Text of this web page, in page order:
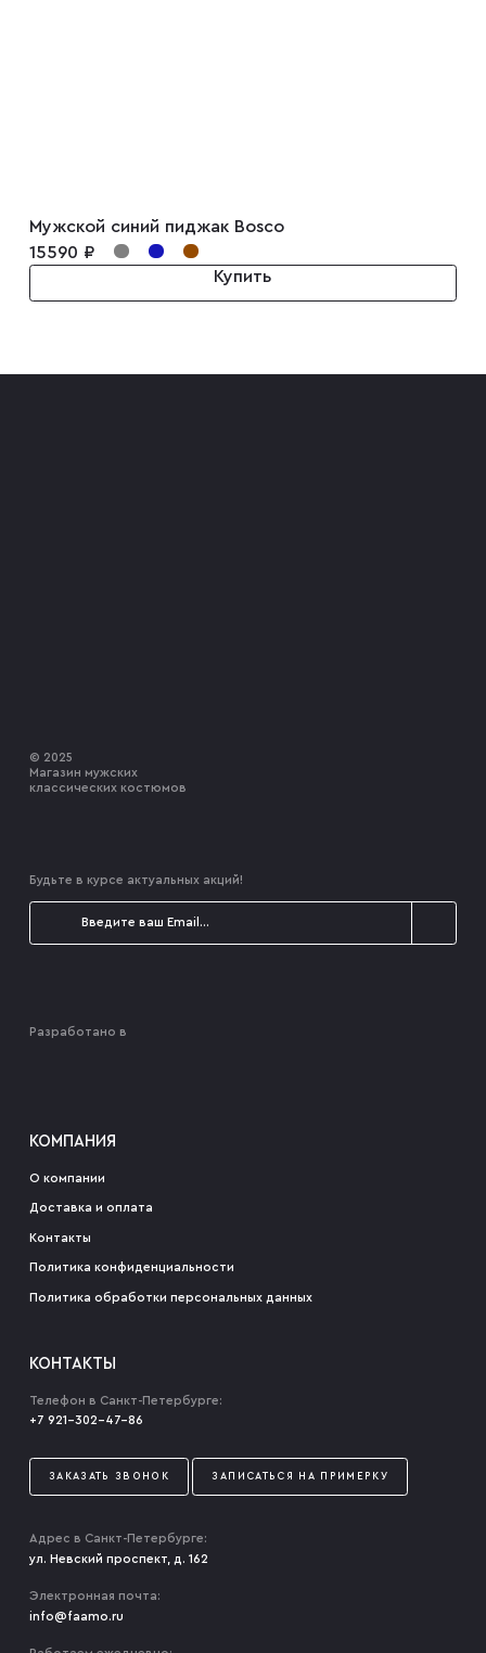
Мужской синий пиджак Bosco
15590 ₽
Купить
© 2025
Магазин мужских
классических костюмов
Будьте в курсе актуальных акций!
Разработано в
КОМПАНИЯ
О компании
Доставка и оплата
Контакты
Политика конфиденциальности
Политика обработки персональных данных
КОНТАКТЫ
Телефон в Санкт-Петербурге:
+7 921-302-47-86
ЗАКАЗАТЬ ЗВОНОК ЗАПИСАТЬСЯ НА ПРИМЕРКУ
Адрес в Санкт-Петербурге:
ул. Невский проспект, д. 162
Электронная почта:
info@faamo.ru